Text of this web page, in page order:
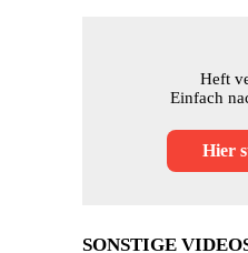
Heft
Einfach
Hier
SONSTIGE